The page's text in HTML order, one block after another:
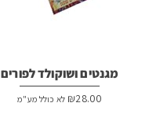
מגנטים ושוקולד לפורים
₪28.00 לא כולל מע"מ